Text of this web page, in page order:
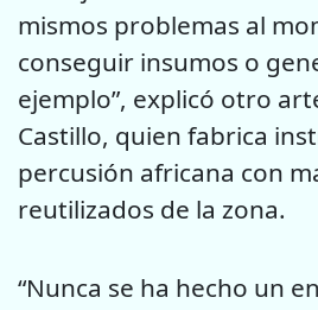
mismos problemas al
conseguir insumos o
ejemplo”, explicó otro
Castillo, quien fabrica
percusión africana con
reutilizados de la zona.
“Nunca se ha hecho un